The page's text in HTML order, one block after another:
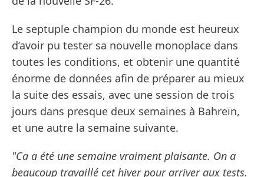
Le septuple champion du monde est heureux
d’avoir pu tester sa nouvelle monoplace dans
toutes les conditions, et obtenir une quantité
énorme de données afin de préparer au mieux
la suite des essais, avec une session de trois
jours dans presque deux semaines à Bahreïn,
et une autre la semaine suivante.
"Ca a été une semaine vraiment plaisante. On a
beaucoup travaillé cet hiver pour arriver aux tests.